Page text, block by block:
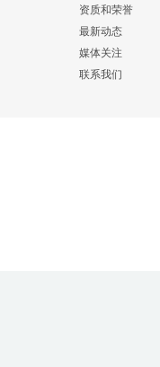
资质和荣誉
最新动态
媒体关注
联系我们